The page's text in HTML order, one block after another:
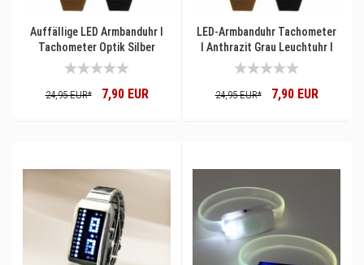
Auffällige LED Armbanduhr I
Tachometer Optik Silber
Leuchtuhr I Digitale Herrenuhr
Teenager Motorsport Fans
24,95 EUR*7,90 EUR
LED-Armbanduhr Tachometer
I Anthrazit Grau Leuchtuhr I
LED-Uhr Auto Tacho
24,95 EUR*7,90 EUR